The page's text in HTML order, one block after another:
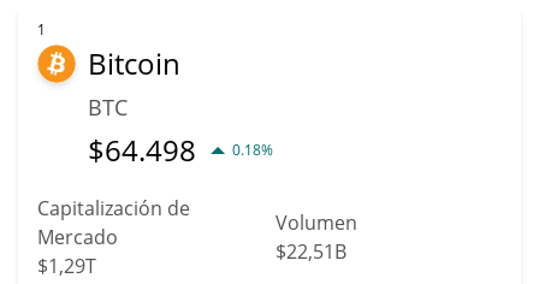
1
Bitcoin
BTC
$64.498 0.18%
Capitalización de
Mercado
$1,29T
Volumen
$22,51B